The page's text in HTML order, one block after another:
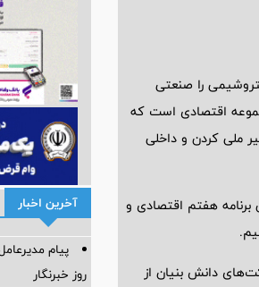
را صنعتی
اقتصادی است که
ملی کردن و داخلی
هفتم اقتصادی و
دانش بنیان از
آخرین اخبار
پیام
روز خبرنگار